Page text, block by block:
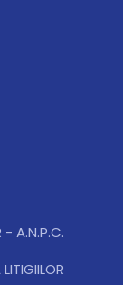
- A.N.P.C.